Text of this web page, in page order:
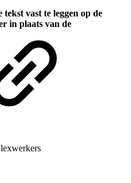
vast te leggen op de
in plaats van de